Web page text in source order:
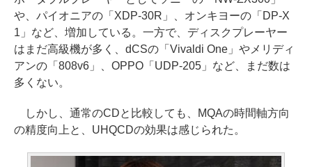
や、パイオニアの「XDP-30R」、オンキヨーの「DP-X
1」など、増加している。一方で、ディスクプレーヤー
はまだ高級機が多く、dCSの「Vivaldi One」やメリディ
アンの「808v6」、OPPO「UDP-205」など、まだ数は
多くない。
しかし、通常のCDと比較しても、MQAの時間軸方向
の精度向上と、UHQCDの効果は感じられた。